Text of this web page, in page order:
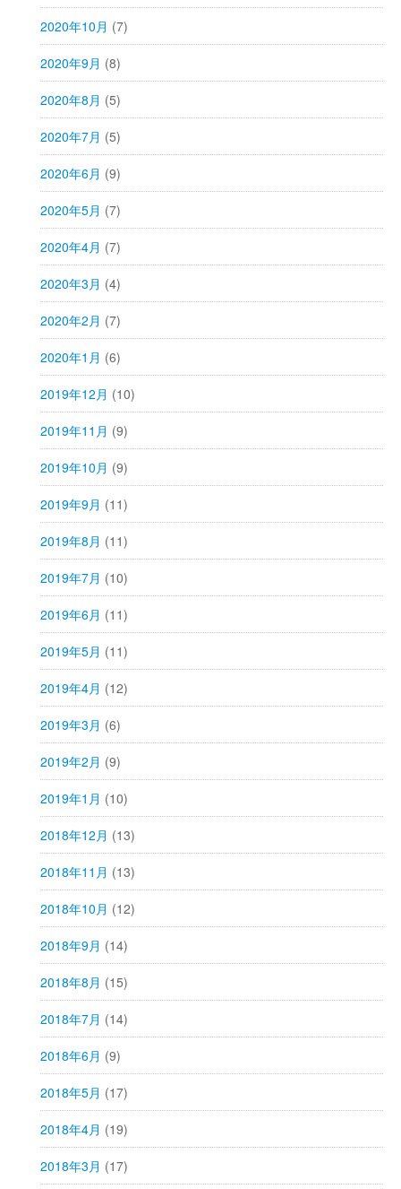
2020年10月 (7)
2020年9月 (8)
2020年8月 (5)
2020年7月 (5)
2020年6月 (9)
2020年5月 (7)
2020年4月 (7)
2020年3月 (4)
2020年2月 (7)
2020年1月 (6)
2019年12月 (10)
2019年11月 (9)
2019年10月 (9)
2019年9月 (11)
2019年8月 (11)
2019年7月 (10)
2019年6月 (11)
2019年5月 (11)
2019年4月 (12)
2019年3月 (6)
2019年2月 (9)
2019年1月 (10)
2018年12月 (13)
2018年11月 (13)
2018年10月 (12)
2018年9月 (14)
2018年8月 (15)
2018年7月 (14)
2018年6月 (9)
2018年5月 (17)
2018年4月 (19)
2018年3月 (17)